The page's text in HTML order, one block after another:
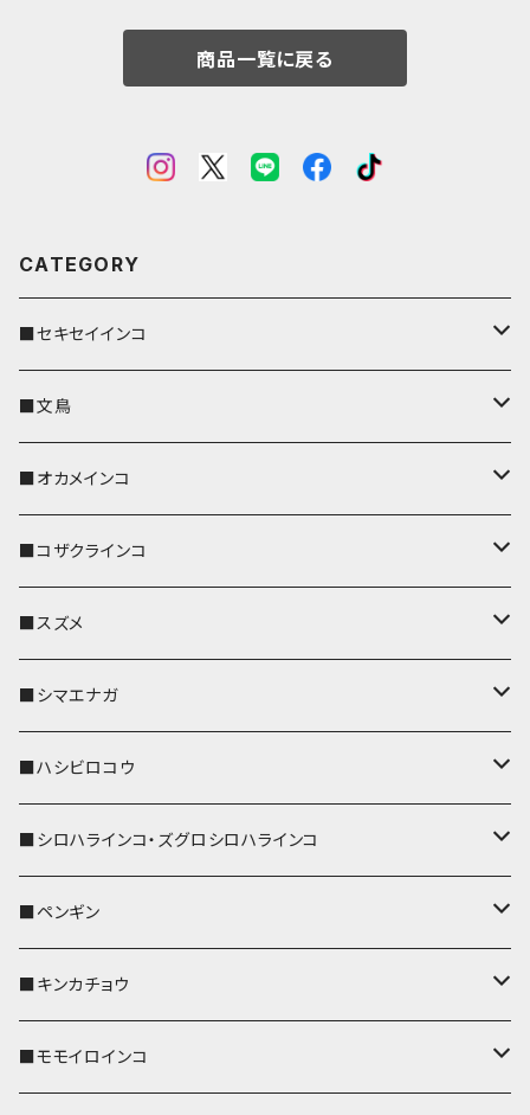
商品一覧に戻る
CATEGORY
■セキセイインコ
キーカバー
キーホルダー
パスケース
リール付きストラップ
リールのみ
ストラップ付
IDカードホルダー
キーケース
名刺入れ・カードケース
コインケース
メガネケース
ポシェット・バッグ
■文鳥
キーカバー
キーホルダー
パスケース
リール付きストラップ
リールのみ
ストラップ付
キーケース
名刺入れ・カードケース
メガネケース
IDカードホルダー
ポシェット・バッグ
■オカメインコ
キーカバー
キーホルダー
パスケース
IDカードホルダー
リール付きストラップ
リールのみ
ストラップ付
キーケース
名刺入れ・カードケース
ポシェット・バッグ
■コザクラインコ
キーカバー
キーホルダー
パスケース
リール付きストラップ
リールのみ
ストラップ付
メガネケース
コインケース
IDカードホルダー
■スズメ
キーカバー
キーホルダー
パスケース
リール付きストラップ
リールのみ
ストラップ付
IDカードホルダー
メガネケース
■シマエナガ
キーカバー
キーホルダー
パスケース
IDカードホルダー
リール付きストラップ
■ハシビロコウ
キーカバー
キーホルダー
リール付きストラップ
リールのみ
レザートレイ
■シロハラインコ・ズグロシロハラインコ
キーカバー
キーホルダー
リール付きストラップ
■ペンギン
キーカバー
キーホルダー
■キンカチョウ
キーカバー
■モモイロインコ